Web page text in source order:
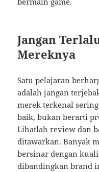
Jangan
Mereknya
Satu pelajaran
adalah jangan
merek terkenal
baik, bukan berarti
Lihatlah review dan
ditawarkan. Banyak
bersinar dengan
dibandingkan brand